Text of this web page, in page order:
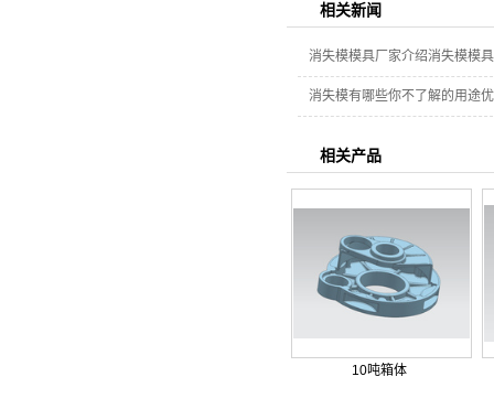
相关新闻
消失模模具厂家介绍消失模模
消失模有哪些你不了解的用途
相关产品
10吨箱体